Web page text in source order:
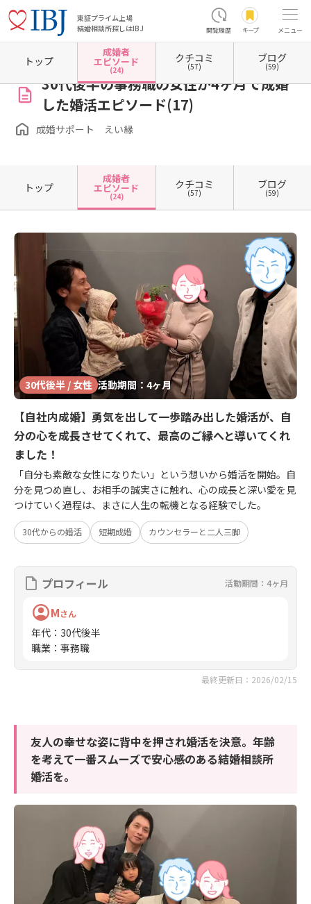
東証プライム上場
結婚相談所探しはIBJ
閲覧履歴 キープ メニュー
ホーム 茨城県の結婚相談所 茨城県つくば市 成婚サポート えい縁 成婚者エピソー
30代後半の事務職の女性が4ヶ月で成婚
した婚活エピソード(17)
成婚サポート えい縁
トップ
成婚者
エピソード
(24)
クチコミ
(57)
ブログ
(59)
トップ
成婚者
エピソード
(24)
クチコミ
(57)
ブログ
(59)
30代後半 / 女性 活動期間：4ヶ月
【自社内成婚】勇気を出して一歩踏み出した婚活が、自
分の心を成長させてくれて、最高のご縁へと導いてくれ
ました！
「自分も素敵な女性になりたい」という想いから婚活を開始。自
分を見つめ直し、お相手の誠実さに触れ、心の成長と深い愛を見
つけていく過程は、まさに人生の転機となる経験でした。
30代からの婚活 短期成婚 カウンセラーと二人三脚
プロフィール 活動期間：4ヶ月
Mさん
年代 ： 30代後半
職業 ： 事務職
最終更新日：2026/02/15
友人の幸せな姿に背中を押され婚活を決意。年齢
を考えて一番スムーズで安心感のある結婚相談所
婚活を。